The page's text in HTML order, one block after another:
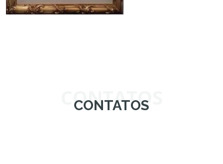
CONTATOS
CONTATOS